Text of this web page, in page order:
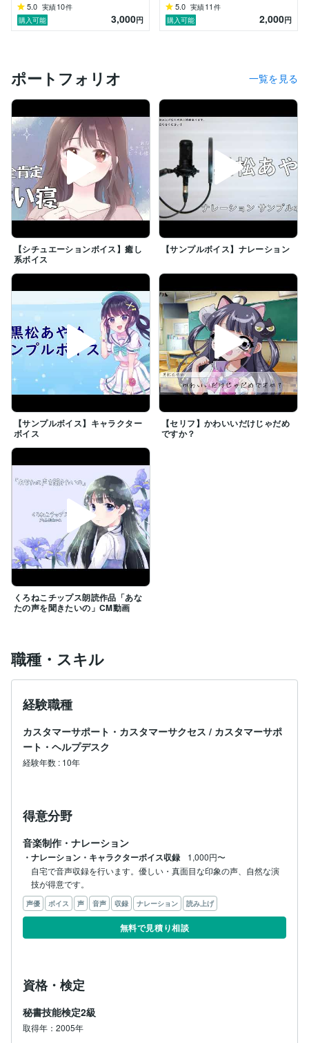
【経歴】
・アバー・インフォメーション株式会社 様
教育事業 導入事例紹介動画ナレーション
この他にも様々な企業さまのナレーションを担当、ラジ
オドラマ・ゲームなど多数の作品にさせていただきまし
た。
・STVラジオ主催　ラジオドラマGP
オーディオドラマ制作＆出演
・北海道ラジオの会主催　北のラジオドラマ大賞
・邦画エキストラ参加
【おことわり】
当方プロではございませんので、完璧なナレーション・
聞きやすい、しっかりしたボイスをお求めの方は、他の
します。
※宅録では日常会話程度の音量/声量での収録になりま
必殺技など声を張る演技・大声はオプション料金加算で
対応可能。
5.0 実績10件
購入可能
3,000円
5.0 実績11 件
購入可能
2,000円
ポートフォリオ 一覧を見る
【シチュエーションボイス】癒し
系ボイス
【サンプルボイス】ナレーション
【サンプルボイス】キャラクター
ボイス
【セリフ】かわいいだけじゃだめ
ですか？
くろねこチップス朗読作品「あな
たの声を聞きたいの」CM動画
職種・スキル
経験職種
カスタマーサポート・カスタマーサクセス / カスタマーサポ
ート・ヘルプデスク
経験年数 : 10年
得意分野
音楽制作・ナレーション
・ナレーション・キャラクターボイス収録
1,000円〜
自宅で音声収録を行います。優しい・真面目な印象の声、自然な演
技が得意です。
声優 ボイス 声 音声 収録 ナレーション 読み上げ
無料で見積り相談
資格・検定
秘書技能検定2級
取得年：2005年